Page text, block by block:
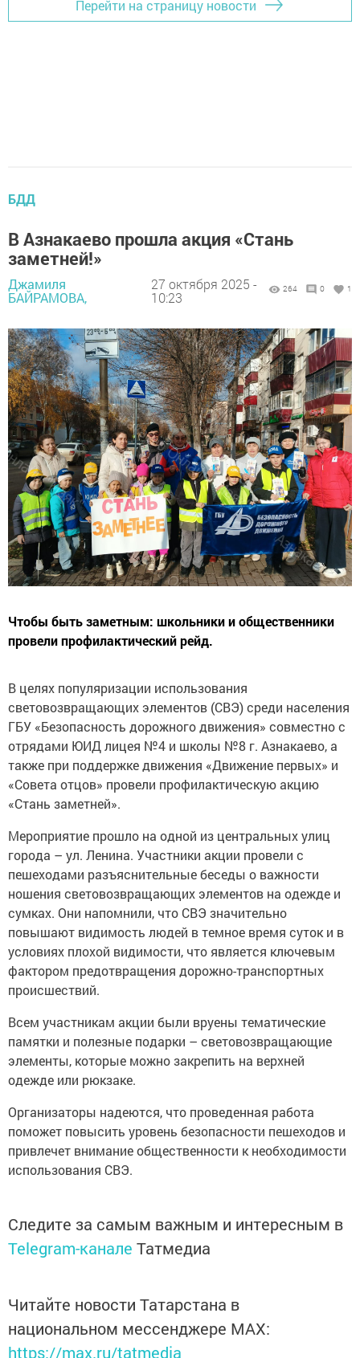
Перейти на страницу новости
БДД
В Азнакаево прошла акция «Стань
заметней!»
Джамиля
БАЙРАМОВА,
27 октября 2025 -
10:23
264 0 1
Чтобы быть заметным: школьники и общественники
провели профилактический рейд.
В целях популяризации использования
световозвращающих элементов (СВЭ) среди населения
ГБУ «Безопасность дорожного движения» совместно с
отрядами ЮИД лицея №4 и школы №8 г. Азнакаево, а
также при поддержке движения «Движение первых» и
«Совета отцов» провели профилактическую акцию
«Стань заметней».
Мероприятие прошло на одной из центральных улиц
города – ул. Ленина. Участники акции провели с
пешеходами разъяснительные беседы о важности
ношения световозвращающих элементов на одежде и
сумках. Они напомнили, что СВЭ значительно
повышают видимость людей в темное время суток и в
условиях плохой видимости, что является ключевым
фактором предотвращения дорожно-транспортных
происшествий.
Всем участникам акции были вруены тематические
памятки и полезные подарки – световозвращающие
элементы, которые можно закрепить на верхней
одежде или рюкзаке.
Организаторы надеются, что проведенная работа
поможет повысить уровень безопасности пешеходов и
привлечет внимание общественности к необходимости
использования СВЭ.
Следите за самым важным и интересным в
Telegram-канале Татмедиа
Читайте новости Татарстана в
национальном мессенджере MАХ:
https://max.ru/tatmedia